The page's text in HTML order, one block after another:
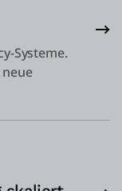
Systeme.